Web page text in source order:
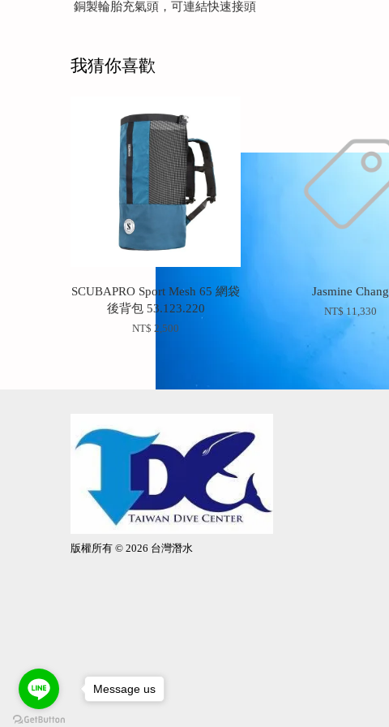
銅製輪胎充氣頭，可連結快速接頭
我猜你喜歡
SCUBAPRO Sport Mesh 65 網袋
後背包 53.123.220
NT$ 2,500
Jasmine Chang
NT$ 11,330
版權所有 © 2026 台灣潛水
Message us